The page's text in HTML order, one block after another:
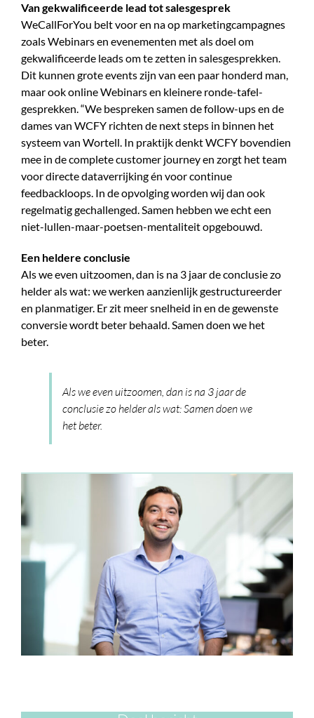
Van gekwalificeerde lead tot salesgesprek
WeCallForYou belt voor en na op marketingcampagnes
zoals Webinars en evenementen met als doel om
gekwalificeerde leads om te zetten in salesgesprekken.
Dit kunnen grote events zijn van een paar honderd man,
maar ook online Webinars en kleinere ronde-tafel-
gesprekken. “We bespreken samen de follow-ups en de
dames van WCFY richten de next steps in binnen het
systeem van Wortell. In praktijk denkt WCFY bovendien
mee in de complete customer journey en zorgt het team
voor directe dataverrijking én voor continue
feedbackloops. In de opvolging worden wij dan ook
regelmatig gechallenged. Samen hebben we echt een
niet-lullen-maar-poetsen-mentaliteit opgebouwd.
Een heldere conclusie
Als we even uitzoomen, dan is na 3 jaar de conclusie zo
helder als wat: we werken aanzienlijk gestructureerder
en planmatiger. Er zit meer snelheid in en de gewenste
conversie wordt beter behaald. Samen doen we het
beter.
Als we even uitzoomen, dan is na 3 jaar de
conclusie zo helder als wat: Samen doen we
het beter.